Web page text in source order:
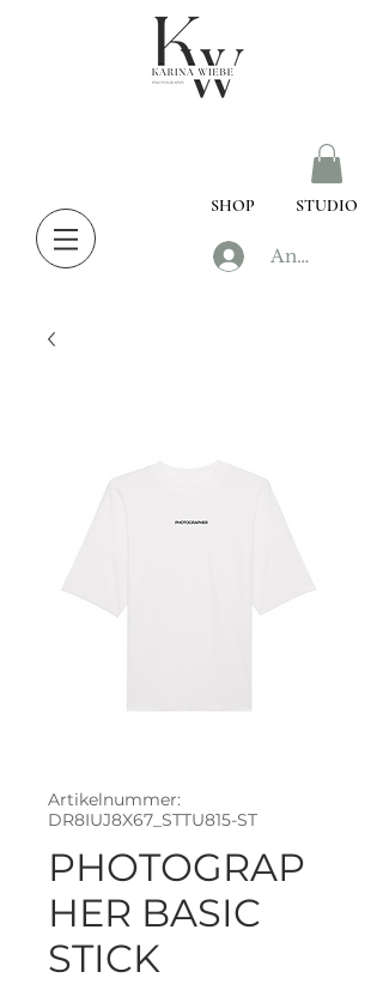
SHOP STUDIO
Anmelden
Artikelnummer:
DR8IUJ8X67_STTU815-ST
PHOTOGRAP
HER BASIC
STICK